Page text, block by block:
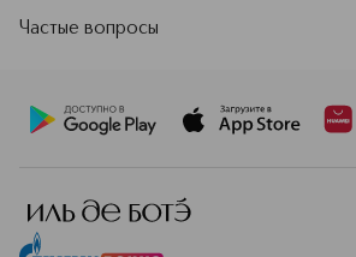
Частые вопросы